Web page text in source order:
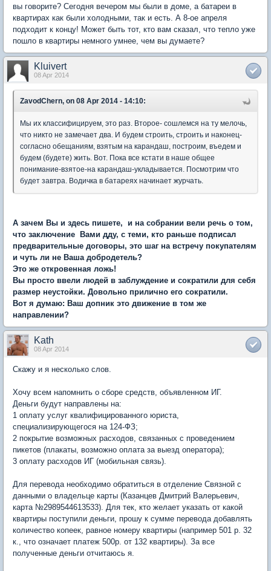
вы говорите? Сегодня вечером мы были в доме, а батареи в
квартирах как были холодными, так и есть. А 8-ое апреля
подходит к концу! Может быть тот, кто вам сказал, что тепло уже
пошло в квартиры немного умнее, чем вы думаете?
Kluivert
08 Apr 2014
ZavodChern, on 08 Apr 2014 - 14:10:
Мы их классифицируем, это раз. Второе- сошлемся на ту мелочь,
что никто не замечает два. И будем строить, строить и наконец-
согласно обещаниям, взятым на карандаш, построим, въедем и
будем (будете) жить. Вот. Пока все кстати в наше общее
понимание-взятое-на карандаш-укладывается. Посмотрим что
будет завтра. Водичка в батареях начинает журчать.
А зачем Вы и здесь пишете, и на собрании вели речь о том,
что заключение Вами дду, с теми, кто раньше подписал
предварительные договоры, это шаг на встречу покупателям
и чуть ли не Ваша добродетель?
Это же откровенная ложь!
Вы просто ввели людей в заблуждение и сократили для себя
размер неустойки. Довольно прилично его сократили.
Вот я думаю: Ваш допник это движение в том же
направлении?
Kath
08 Apr 2014
Скажу и я несколько слов.
Хочу всем напомнить о сборе средств, объявленном ИГ.
Деньги будут направлены на:
1 оплату услуг квалифицированного юриста,
специализирующегося на 124-ФЗ;
2 покрытие возможных расходов, связанных с проведением
пикетов (плакаты, возможно оплата за выезд оператора);
3 оплату расходов ИГ (мобильная связь).
Для перевода необходимо обратиться в отделение Связной с
данными о владельце карты (Казанцев Дмитрий Валерьевич,
карта №2989544613533). Для тек, кто желает указать от какой
квартиры поступили деньги, прошу к сумме перевода добавлять
количество копеек, равное номеру квартиры (например 501 р. 32
к., что означает платеж 500р. от 132 квартиры). За все
полученные деньги отчитаюсь я.